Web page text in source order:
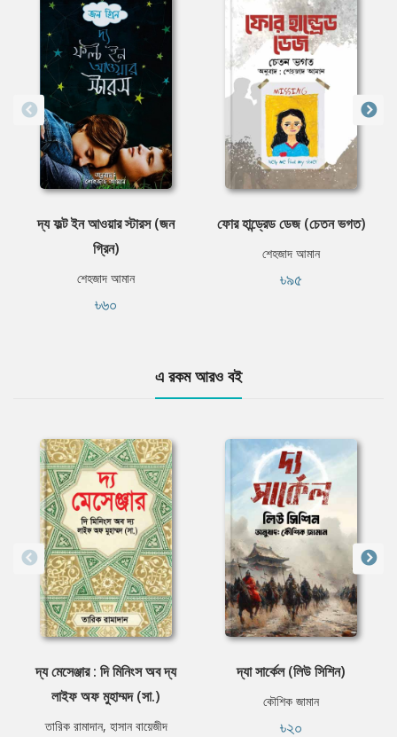
দ্য ফল্ট ইন আওয়ার স্টারস (জন
গ্রিন)
শেহজাদ আমান
৳৬০
ফোর হান্ড্রেড ডেজ (চেতন ভগত)
শেহজাদ আমান
৳৯৫
এ রকম আরও বই
দ্য মেসেঞ্জার : দি মিনিংস অব দ্য
লাইফ অফ মুহাম্মদ (সা.)
তারিক রামাদান, হাসান বায়েজীদ
দ্যা সার্কেল (লিউ সিশিন)
কৌশিক জামান
৳২০